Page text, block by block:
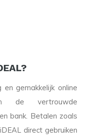
gemakkelijk online
vertrouwde
bank. Betalen zoals
direct gebruiken